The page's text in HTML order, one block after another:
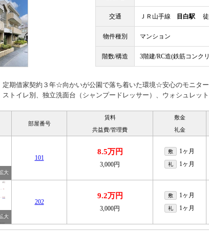
交通 ＪＲ山手線 目白駅 徒
物件種別 マンション
階数/構造 3階建/RC造(鉄筋コンク
定期借家契約３年☆向かいが公園で落ち着いた環境☆安心のモニタ
ストイレ別、独立洗面台（シャンプードレッサー）、ウォシュレッ
部屋番号
賃料
共益費/管理費
敷金
礼金
101
8.5万円
3,000円
敷 1ヶ月
礼 1ヶ月
202
9.2万円
3,000円
敷 1ヶ月
礼 1ヶ月